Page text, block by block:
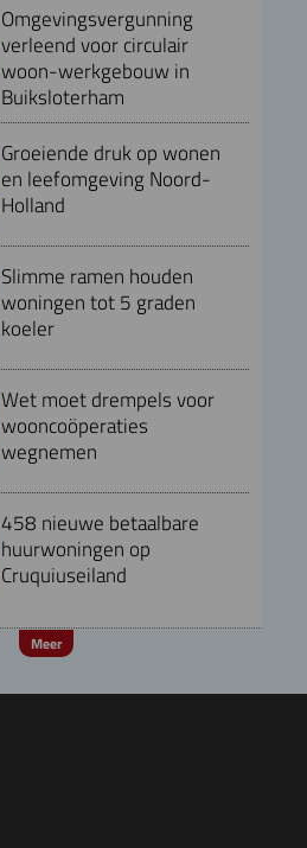
Omgevingsvergunning
verleend voor circulair
woon-werkgebouw in
Buiksloterham
Groeiende druk op wonen
en leefomgeving Noord-
Holland
Slimme ramen houden
woningen tot 5 graden
koeler
Wet moet drempels voor
wooncoöperaties
wegnemen
458 nieuwe betaalbare
huurwoningen op
Cruquiuseiland
Meer